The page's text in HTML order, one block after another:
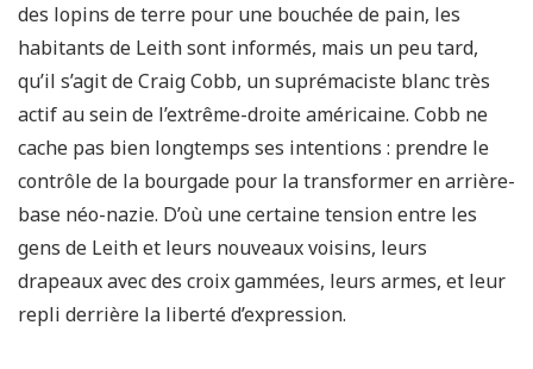
des lopins de terre pour une bouchée de pain, les
habitants de Leith sont informés, mais un peu tard,
qu’il s’agit de Craig Cobb, un suprémaciste blanc très
actif au sein de l’extrême-droite américaine. Cobb ne
cache pas bien longtemps ses intentions : prendre le
contrôle de la bourgade pour la transformer en arrière-
base néo-nazie. D’où une certaine tension entre les
gens de Leith et leurs nouveaux voisins, leurs
drapeaux avec des croix gammées, leurs armes, et leur
repli derrière la liberté d’expression.